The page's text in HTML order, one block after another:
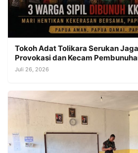
Tokoh Adat Tolikara Serukan
Provokasi dan Kecam
Juli 26, 2026